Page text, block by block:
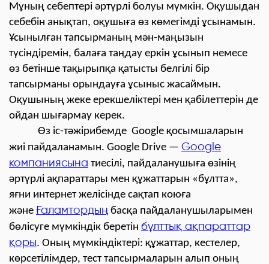
Мұның себептері әртүрлі болуы мүмкін. Оқушыдан
себебін анықтап, оқушыға өз көмегімді ұсынамын.
Ұсынылған тапсырманың мән-маңызын
түсіндіремін, балаға таңдау еркін ұсынып немесе
өз бетінше тақырыпқа қатысты белгілі бір
тапсырманы орындауға ұсыныс жасаймын.
Оқушының жеке ерекшеліктері мен қабілеттерін де
ойдан шығармау керек.
Өз іс-тәжірибемде Google қосымшаларын
жиі пайдаланамын. Google Drive — Google
компаниясына тиесілі, пайдаланушыға өзінің
әртүрлі ақпараттары мен құжаттарын «бұлтта»,
яғни интернет желісінде сақтап коюға
және Ғаламтордың басқа пайдаланушыларымен
бөлісуге мүмкіндік беретін бұлттық ақпараттар
қоры. Оның мүмкіндіктері: құжаттар, кестелер,
көрсетілімдер, тест тапсырмаларын алып оның